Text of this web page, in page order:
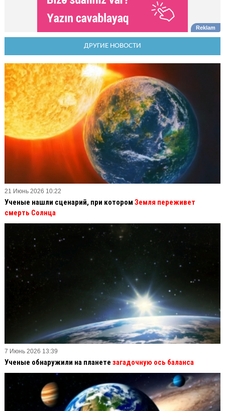
ДРУГИЕ НОВОСТИ
21 Июнь 2026 10:22
Ученые нашли сценарий, при котором Земля переживет
смерть Солнца
7 Июнь 2026 13:39
Ученые обнаружили на планете загадочную ось баланса